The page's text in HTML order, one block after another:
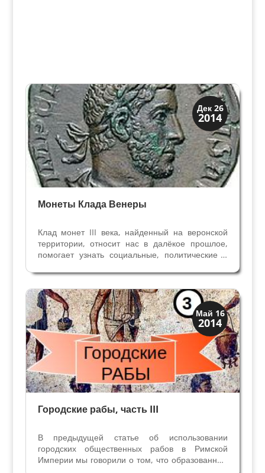
Дек 26
2014
История
Клады и медали
Монеты Клада Венеры
Клад монет III века, найденный на веронской
территории, относит нас в далёкое прошлое,
помогает узнать социальные, политические и
Империи. Самые старые монеты из клада
Венеры принадлежат к эпохе Гордиано III(238-
244), Трайано Дечио...
Май 16
2014
Верона
Музеи
Городские рабы, часть III
В предыдущей статье об использовании
городских общественных рабов в Римской
Империи мы говорили о том, что образованные